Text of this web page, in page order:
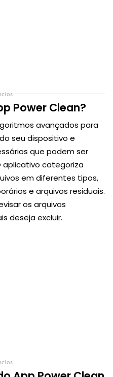
Power Clean?
avançados para
seu dispositivo e
que podem ser
aplicativo categoriza
em diferentes tipos,
e arquivos residuais.
os arquivos
deseja excluir.